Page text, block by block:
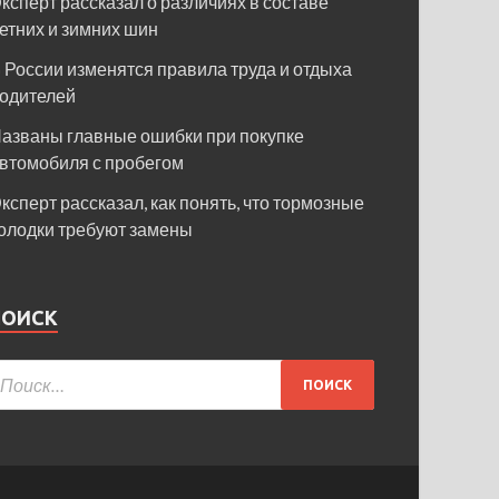
и зимних шин
России изменятся правила труда и отдыха
главные ошибки при покупке
с пробегом
рассказал, как понять, что тормозные
требуют замены